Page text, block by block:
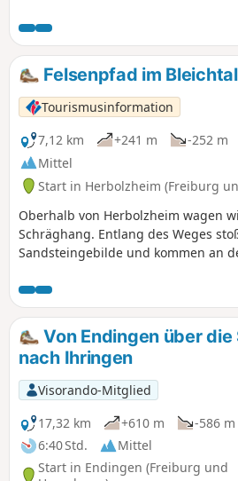
eigenes Abenteuer!
Felsenpfad im Bleichtal
Tourismusinformation
7,12 km
+241 m -252 m
Mittel
Start in Herbolzheim (Freiburg
Oberhalb von Herbolzheim wagen
Schräghang. Entlang des Weges
Sandsteingebilde und kommen an
eignet sich nur für trittsichere und
Von Endingen über
nach Ihringen
Visorando-Mitglied
17,32 km
+610 m
-586 m
6:40 Std.
Mittel
Start in Endingen (Freiburg und